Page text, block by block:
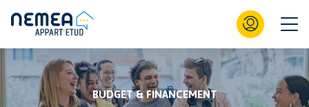
BUDGET & FINANCEMENT